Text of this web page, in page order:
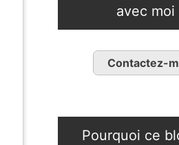
avec moi
Contactez-
Pourquoi ce